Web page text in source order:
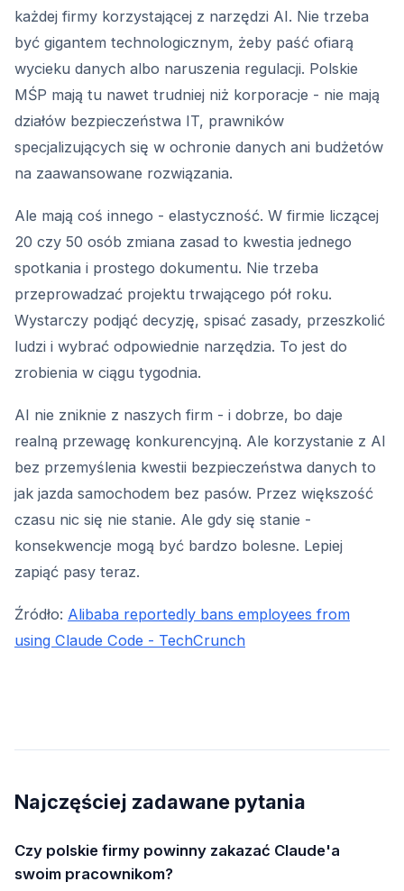
każdej firmy korzystającej z narzędzi AI. Nie trzeba
być gigantem technologicznym, żeby paść ofiarą
wycieku danych albo naruszenia regulacji. Polskie
MŚP mają tu nawet trudniej niż korporacje - nie mają
działów bezpieczeństwa IT, prawników
specjalizujących się w ochronie danych ani budżetów
na zaawansowane rozwiązania.
Ale mają coś innego - elastyczność. W firmie liczącej
20 czy 50 osób zmiana zasad to kwestia jednego
spotkania i prostego dokumentu. Nie trzeba
przeprowadzać projektu trwającego pół roku.
Wystarczy podjąć decyzję, spisać zasady, przeszkolić
ludzi i wybrać odpowiednie narzędzia. To jest do
zrobienia w ciągu tygodnia.
AI nie zniknie z naszych firm - i dobrze, bo daje
realną przewagę konkurencyjną. Ale korzystanie z AI
bez przemyślenia kwestii bezpieczeństwa danych to
jak jazda samochodem bez pasów. Przez większość
czasu nic się nie stanie. Ale gdy się stanie -
konsekwencje mogą być bardzo bolesne. Lepiej
zapiąć pasy teraz.
Źródło: Alibaba reportedly bans employees from
using Claude Code - TechCrunch
Najczęściej zadawane pytania
Czy polskie firmy powinny zakazać Claude'a
swoim pracownikom?